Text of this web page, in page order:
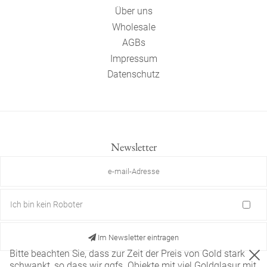
Über uns
Wholesale
AGBs
Impressum
Datenschutz
Newsletter
Ich bin kein Roboter
Im Newsletter eintragen
Bitte beachten Sie, dass zur Zeit der Preis von Gold stark